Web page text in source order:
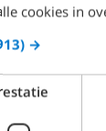
cookies in
→